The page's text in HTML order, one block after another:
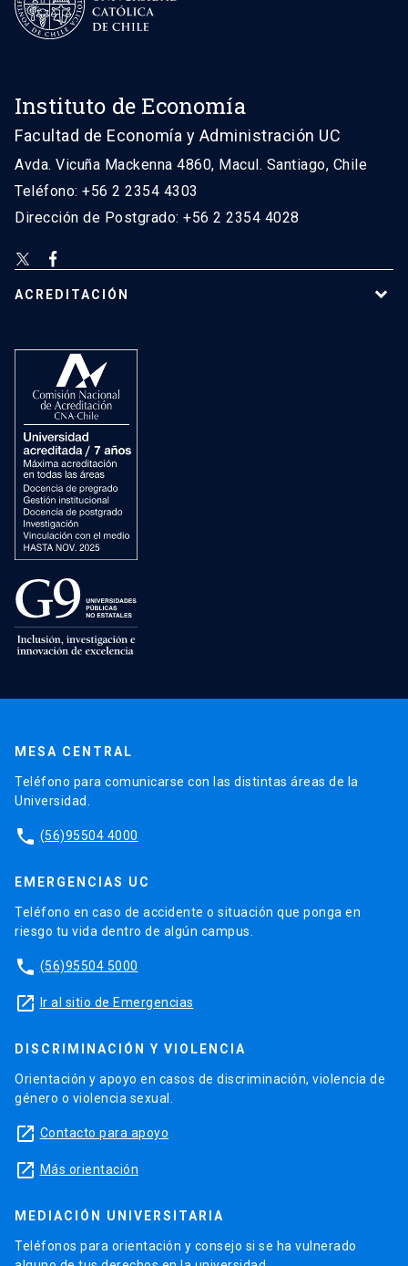
Instituto de Economía
Facultad de Economía y Administración UC
Avda. Vicuña Mackenna 4860, Macul. Santiago, Chile
Teléfono: +56 2 2354 4303
Dirección de Postgrado: +56 2 2354 4028
ACREDITACIÓN
MESA CENTRAL
Teléfono para comunicarse con las distintas áreas de la
Universidad.
phone (56)95504 4000
EMERGENCIAS UC
Teléfono en caso de accidente o situación que ponga en
riesgo tu vida dentro de algún campus.
phone (56)95504 5000
launch Ir al sitio de Emergencias
DISCRIMINACIÓN Y VIOLENCIA
Orientación y apoyo en casos de discriminación, violencia de
género o violencia sexual.
launch Contacto para apoyo
launch Más orientación
MEDIACIÓN UNIVERSITARIA
Teléfonos para orientación y consejo si se ha vulnerado